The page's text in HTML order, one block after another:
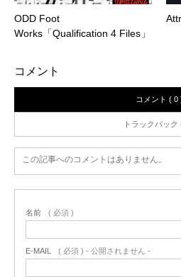
ODD Foot
Works「Qualification 4 Files」
コメント
コメント ( 0
トラックバック
この記事へのコメントはありません。
名前 ( 必須 )
E-MAIL ( 必須 ) - 公開されません -